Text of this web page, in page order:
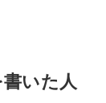
いた人